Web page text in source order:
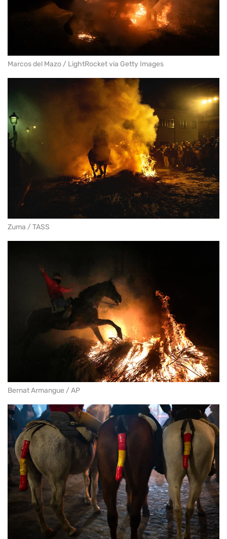
Marcos del Mazo / LightRocket via Getty Images
Zuma / TASS
Bernat Armangue / AP